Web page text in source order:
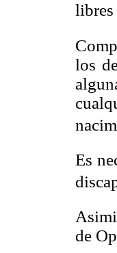
libres
los
Es
de